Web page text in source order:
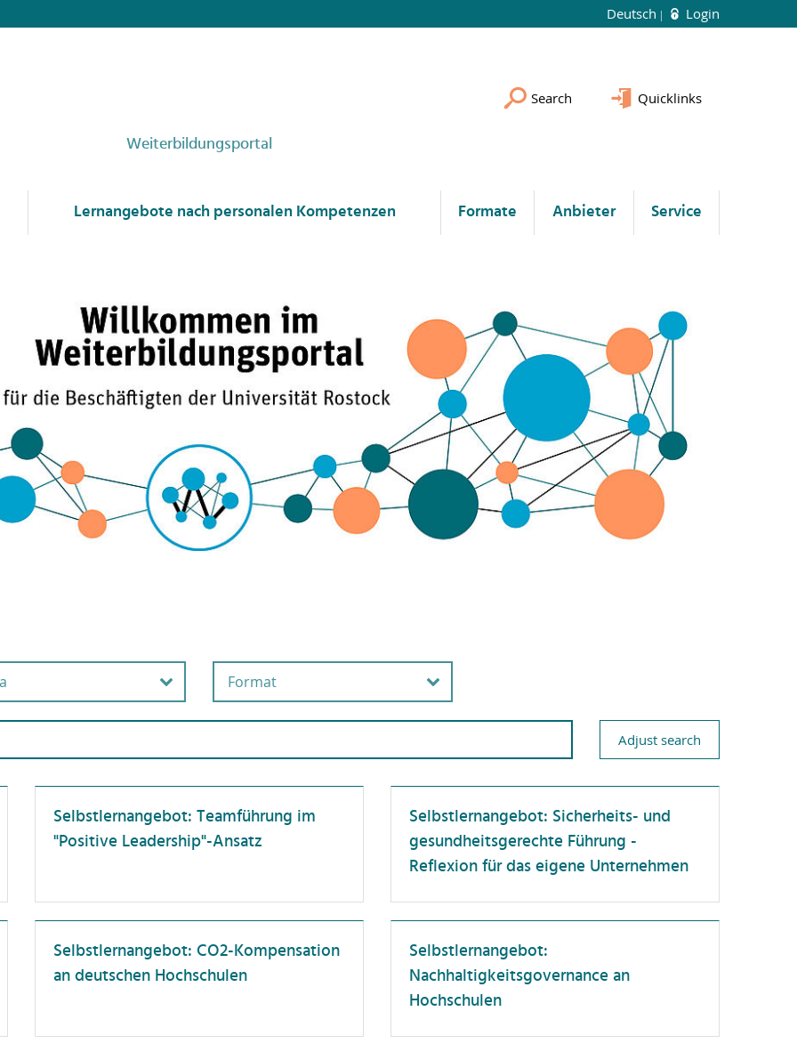
Deutsch Login
Weiterbildungsportal
Search Quicklinks
Lernangebote nach personalen Kompetenzen Formate Anbieter Service
und
Format
Online
Präsenz
Selbstlernangebot
Unterweisung
Adjust search
Selbstlernangebot: Teamführung im
"Positive Leadership"-Ansatz
Selbstlernangebot: Sicherheits- und
gesundheitsgerechte Führung -
Reflexion für das eigene Unternehmen
Selbstlernangebot: CO2-Kompensation
an deutschen Hochschulen
Selbstlernangebot:
Nachhaltigkeitsgovernance an
Hochschulen